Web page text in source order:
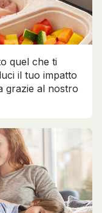
quel che ti
il tuo impatto
grazie al nostro